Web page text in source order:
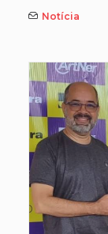
Notícia